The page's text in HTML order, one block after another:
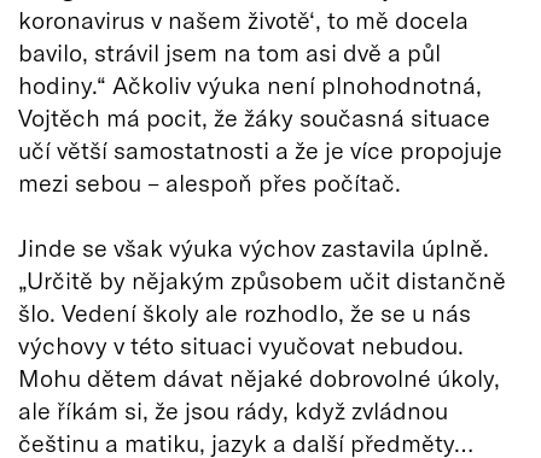
koronavirus v našem životě‘, to mě docela
bavilo, strávil jsem na tom asi dvě a půl
hodiny.“ Ačkoliv výuka není plnohodnotná,
Vojtěch má pocit, že žáky současná situace
učí větší samostatnosti a že je více propojuje
mezi sebou – alespoň přes počítač.
Jinde se však výuka výchov zastavila úplně.
„Určitě by nějakým způsobem učit distančně
šlo. Vedení školy ale rozhodlo, že se u nás
výchovy v této situaci vyučovat nebudou.
Mohu dětem dávat nějaké dobrovolné úkoly,
ale říkám si, že jsou rády, když zvládnou
češtinu a matiku, jazyk a další předměty…